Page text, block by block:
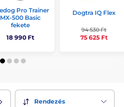
Pro Trainer
MX-500 Basic
fekete
18 990 Ft
Dogtra IQ Flex
94 530 Ft
75 625 Ft
Rendezés